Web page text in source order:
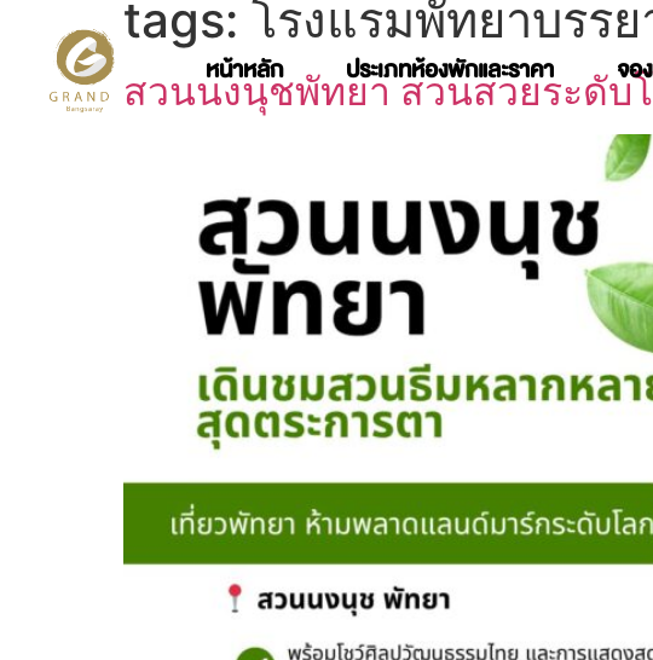
หน้าหลัก ประเภทห้องพักและราคา จอ
tags: โรงแรมพัทยาบรร
สวนนงนุชพัทยา สวนสวยระดับ